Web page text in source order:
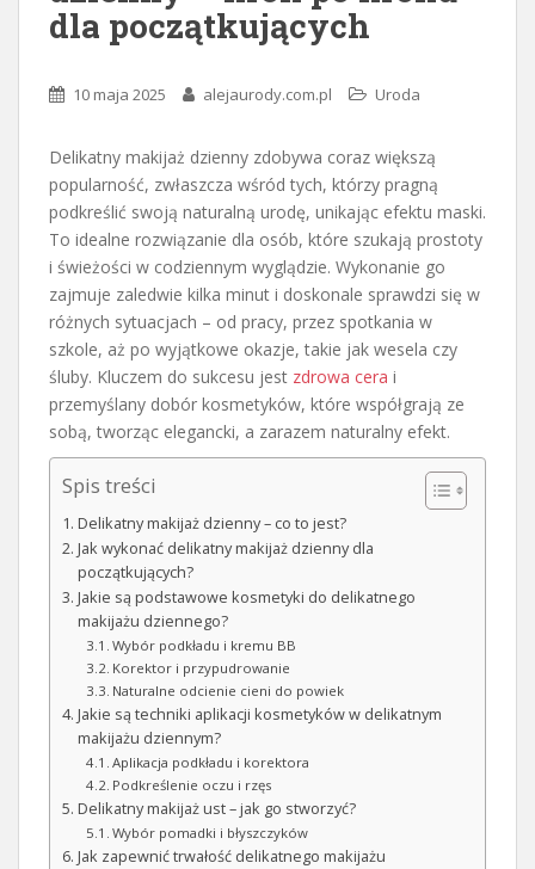
dla początkujących
10 maja 2025 alejaurody.com.pl Uroda
Delikatny makijaż dzienny zdobywa coraz większą
popularność, zwłaszcza wśród tych, którzy pragną
podkreślić swoją naturalną urodę, unikając efektu maski.
To idealne rozwiązanie dla osób, które szukają prostoty
i świeżości w codziennym wyglądzie. Wykonanie go
zajmuje zaledwie kilka minut i doskonale sprawdzi się w
różnych sytuacjach – od pracy, przez spotkania w
szkole, aż po wyjątkowe okazje, takie jak wesela czy
śluby. Kluczem do sukcesu jest zdrowa cera i
przemyślany dobór kosmetyków, które współgrają ze
sobą, tworząc elegancki, a zarazem naturalny efekt.
Spis treści
Delikatny makijaż dzienny – co to jest?
Jak wykonać delikatny makijaż dzienny dla
początkujących?
Jakie są podstawowe kosmetyki do delikatnego
makijażu dziennego?
Wybór podkładu i kremu BB
Korektor i przypudrowanie
Naturalne odcienie cieni do powiek
Jakie są techniki aplikacji kosmetyków w delikatnym
makijażu dziennym?
Aplikacja podkładu i korektora
Podkreślenie oczu i rzęs
Delikatny makijaż ust – jak go stworzyć?
Wybór pomadki i błyszczyków
Jak zapewnić trwałość delikatnego makijażu